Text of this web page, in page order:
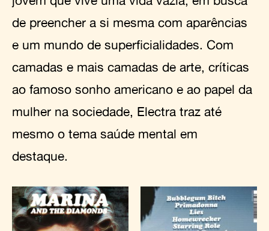
de preencher a si mesma com aparências
e um mundo de superficialidades. Com
camadas e mais camadas de arte, críticas
ao famoso sonho americano e ao papel da
mulher na sociedade, Electra traz até
mesmo o tema saúde mental em
destaque.